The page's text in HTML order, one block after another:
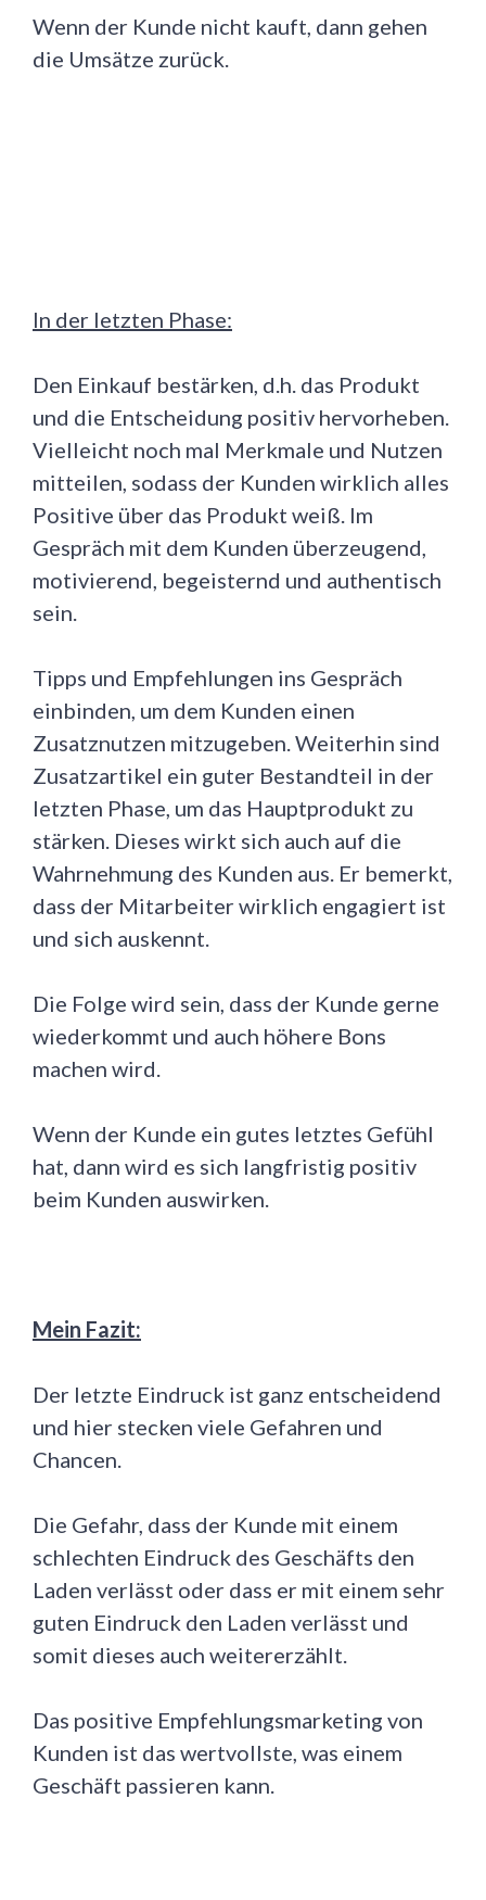
Wenn der Kunde nicht kauft, dann gehen
die Umsätze zurück.
In der letzten Phase:
Den Einkauf bestärken, d.h. das Produkt
und die Entscheidung positiv hervorheben.
Vielleicht noch mal Merkmale und Nutzen
mitteilen, sodass der Kunden wirklich alles
Positive über das Produkt weiß. Im
Gespräch mit dem Kunden überzeugend,
motivierend, begeisternd und authentisch
sein.
Tipps und Empfehlungen ins Gespräch
einbinden, um dem Kunden einen
Zusatznutzen mitzugeben. Weiterhin sind
Zusatzartikel ein guter Bestandteil in der
letzten Phase, um das Hauptprodukt zu
stärken. Dieses wirkt sich auch auf die
Wahrnehmung des Kunden aus. Er bemerkt,
dass der Mitarbeiter wirklich engagiert ist
und sich auskennt.
Die Folge wird sein, dass der Kunde gerne
wiederkommt und auch höhere Bons
machen wird.
Wenn der Kunde ein gutes letztes Gefühl
hat, dann wird es sich langfristig positiv
beim Kunden auswirken.
Mein Fazit:
Der letzte Eindruck ist ganz entscheidend
und hier stecken viele Gefahren und
Chancen.
Die Gefahr, dass der Kunde mit einem
schlechten Eindruck des Geschäfts den
Laden verlässt oder dass er mit einem sehr
guten Eindruck den Laden verlässt und
somit dieses auch weitererzählt.
Das positive Empfehlungsmarketing von
Kunden ist das wertvollste, was einem
Geschäft passieren kann.